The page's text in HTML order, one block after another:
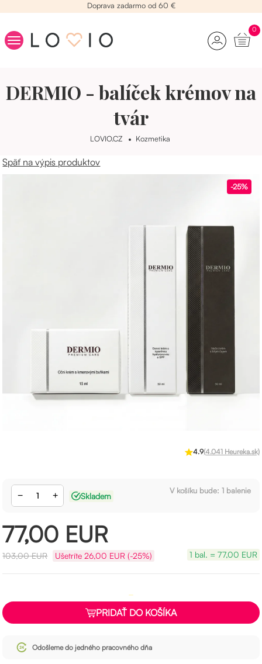
Doprava zadarmo od 60 €
Beauty raňajky
Vitamíny na vlasy
Kozmetika
Stres
0
DERMIO - balíček krémov na
tvár
LOVIO.CZ Kozmetika
Späť na výpis produktov
-25%
4.9(4.041 Heureka.sk)
− + Skladem
V košíku bude: 1balenie
77,00 EUR
103,00EUR Ušetríte26,00 EUR (-25%) 1 bal. = 77,00 EUR
PRIDAŤ DO KOŠÍKA
Odošleme do jedného pracovného dňa